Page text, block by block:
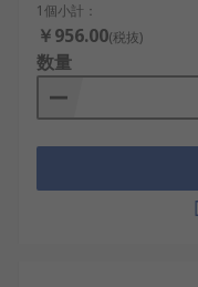
1個小計：
￥956.00(税抜)
数量